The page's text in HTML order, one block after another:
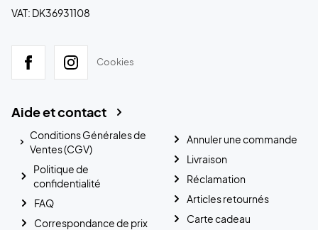
VAT: DK36931108
Cookies
Aide et contact
Conditions Générales de
Ventes (CGV)
Politique de
confidentialité
FAQ
Correspondance de prix
Annuler une commande
Livraison
Réclamation
Articles retournés
Carte cadeau